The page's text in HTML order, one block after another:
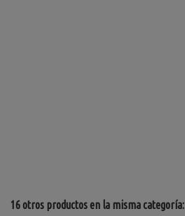
16 otros productos en la misma categoría: